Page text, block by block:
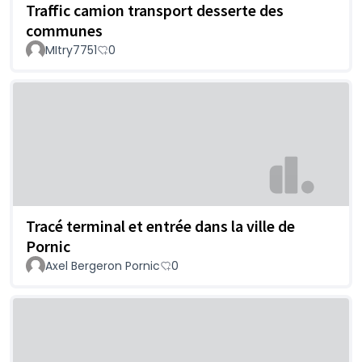
Traffic camion transport desserte des
communes
MItry7751 0
Tracé terminal et entrée dans la ville de
Pornic
Axel Bergeron Pornic 0